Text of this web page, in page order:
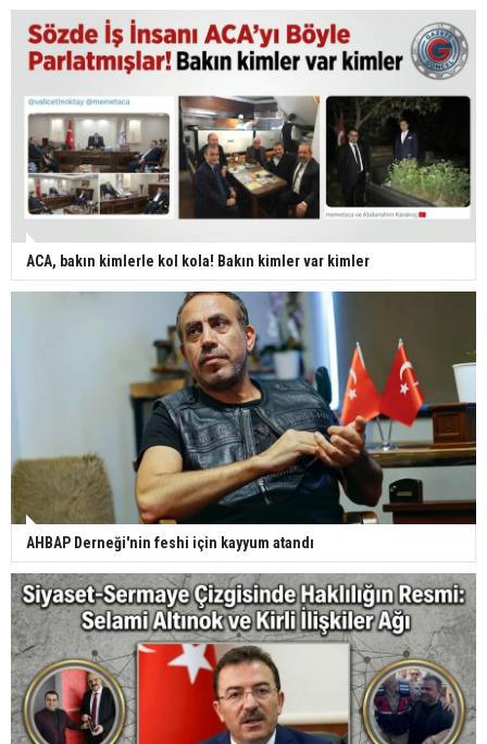
ACA, bakın kimlerle kol kola! Bakın kimler var kimler
AHBAP Derneği'nin feshi için kayyum atandı